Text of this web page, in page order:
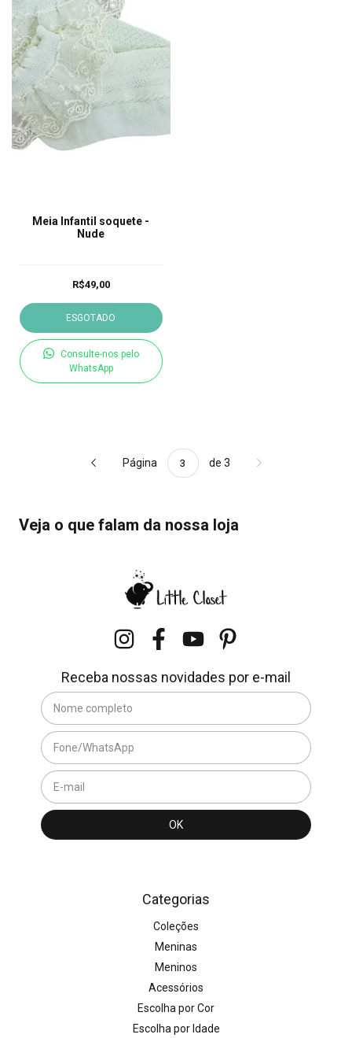
Meia Infantil soquete -
Nude
R$49,00
ESGOTADO
Consulte-nos pelo
WhatsApp
Página de 3
Veja o que falam da nossa loja
Receba nossas novidades por e-mail
Categorias
Coleções
Meninas
Meninos
Acessórios
Escolha por Cor
Escolha por Idade